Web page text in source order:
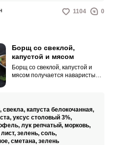
1104 0
Борщ со свеклой,
капустой и мясом
Борщ со свеклой, капустой и
мясом получается наваристым с
трудоемкий.
свекла, капуста белокочанная,
уксус столовый 3%,
лук репчатый, морковь,
зелень, соль,
сметана, зелень
меня
ВХОД
пароль?